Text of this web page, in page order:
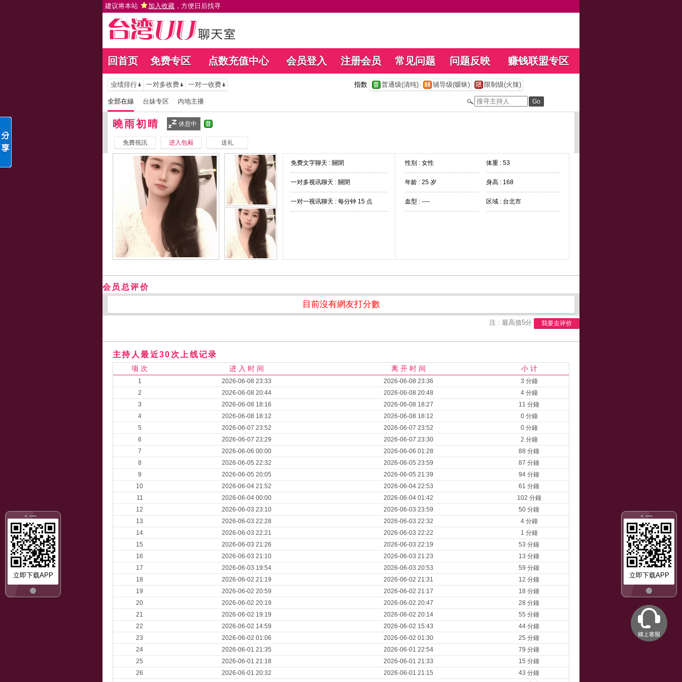
建议将本站 加入收藏 ，方便日后找寻
回首页 免费专区 点数充值中心 会员登入 注册会员 常见问题 问题反映 赚钱联盟专区
立即下载APP
立即下载APP
业绩排行 一对多收费 一对一收费 指数 普通级(清纯) 辅导级(暧昧) 限制级(火辣)
全部在線 台妹专区 內地主播
曉雨初晴 休息中
免費視訊 进入包厢 送礼
免费文字聊天 : 關閉
一对多视讯聊天 : 關閉
一对一视讯聊天 : 每分钟 15 点
性别 : 女性 体重 : 53
年龄 : 25 岁 身高 : 168
血型 : ---- 区域 : 台北市
会员总评价
目前沒有網友打分數
注 : 最高值5分 我要去评价
主持人最近30次上线记录
项 次 进 入 时 间 离 开 时 间 小 计
1 2026-06-08 23:33 2026-06-08 23:36
3 分鐘
2
2026-06-08 20:44 2026-06-08 20:48
4 分鐘
3
2026-06-08 18:16 2026-06-08 18:27
11 分鐘
4
2026-06-08 18:12 2026-06-08 18:12
0 分鐘
5
2026-06-07 23:52 2026-06-07 23:52
0 分鐘
6
2026-06-07 23:29 2026-06-07 23:30
2 分鐘
7
2026-06-06 00:00 2026-06-06 01:28
88 分鐘
8
2026-06-05 22:32 2026-06-05 23:59
87 分鐘
9
2026-06-05 20:05 2026-06-05 21:39
94 分鐘
10
2026-06-04 21:52 2026-06-04 22:53
61 分鐘
11
2026-06-04 00:00 2026-06-04 01:42
102 分鐘
12
2026-06-03 23:10 2026-06-03 23:59
50 分鐘
13
2026-06-03 22:28 2026-06-03 22:32
4 分鐘
14
2026-06-03 22:21 2026-06-03 22:22
1 分鐘
15
2026-06-03 21:26 2026-06-03 22:19
53 分鐘
16
2026-06-03 21:10 2026-06-03 21:23
13 分鐘
17
2026-06-03 19:54 2026-06-03 20:53
59 分鐘
18
2026-06-02 21:19 2026-06-02 21:31
12 分鐘
19
2026-06-02 20:59 2026-06-02 21:17
18 分鐘
20
2026-06-02 20:19 2026-06-02 20:47
28 分鐘
21
2026-06-02 19:19 2026-06-02 20:14
55 分鐘
22
2026-06-02 14:59 2026-06-02 15:43
44 分鐘
23
2026-06-02 01:06 2026-06-02 01:30
25 分鐘
24
2026-06-01 21:35 2026-06-01 22:54
79 分鐘
25
2026-06-01 21:18 2026-06-01 21:33
15 分鐘
26
2026-06-01 20:32 2026-06-01 21:15
43 分鐘